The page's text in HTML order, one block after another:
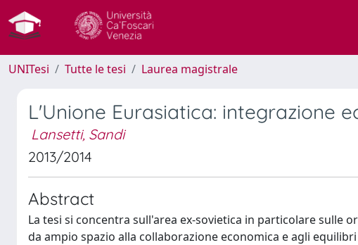
UNITesi Tutte le tesi Laurea magistrale
L'Unione Eurasiatica: integrazione
Lansetti, Sandi
2013/2014
Abstract
La tesi si concentra sull'area ex-sovietica in particolare sulle
da ampio spazio alla collaborazione economica e agli